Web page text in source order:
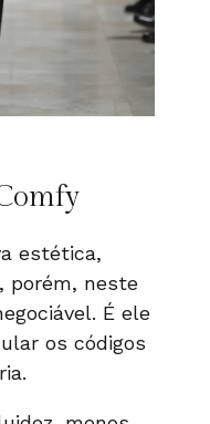
estética,
porém, neste
É ele
os códigos